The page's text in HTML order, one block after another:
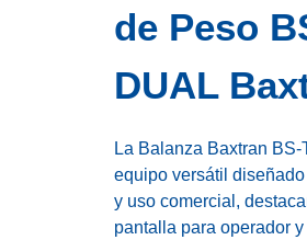
de Peso
DUAL
La Balanza Baxtran
equipo versátil
y uso comercial,
pantalla para operador